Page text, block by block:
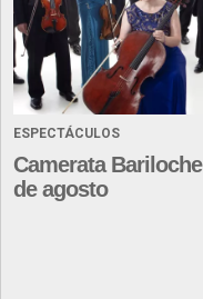
ESPECTÁCULOS
Camerata
de agosto